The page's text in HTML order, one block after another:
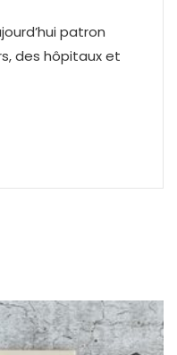
patron
des hôpitaux et